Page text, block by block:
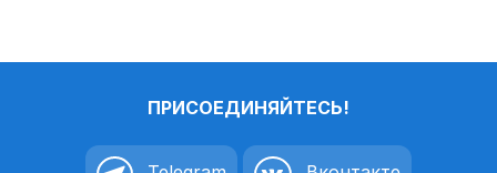
ПРИСОЕДИНЯЙТЕСЬ!